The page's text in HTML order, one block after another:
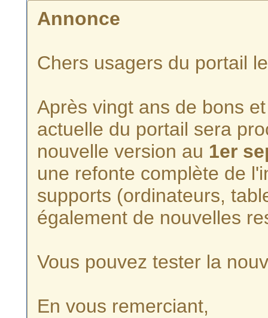
Annonce
Chers usagers du portail
Après vingt ans de bons
actuelle du portail sera
nouvelle version au 1er
une refonte complète de
supports (ordinateurs,
également de nouvelles
Vous pouvez tester la
En vous remerciant,